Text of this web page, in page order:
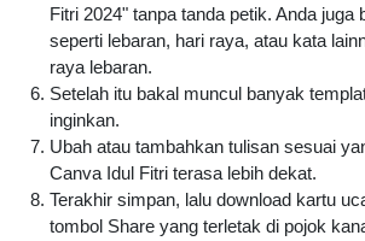
Fitri 2024" tanpa tanda petik. Anda
seperti lebaran, hari raya, atau kata
raya lebaran.
Setelah itu bakal muncul banyak
inginkan.
Ubah atau tambahkan tulisan sesuai
Canva Idul Fitri terasa lebih dekat.
Terakhir simpan, lalu download kartu
tombol Share yang terletak di pojok